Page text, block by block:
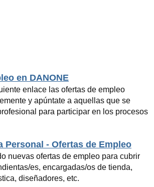
en DANONE
enlace las ofertas de empleo
y apúntate a aquellas que se
para participar en los procesos
Personal - Ofertas de Empleo
nuevas ofertas de empleo para cubrir
es, encargadas/os de tienda,
diseñadores, etc.